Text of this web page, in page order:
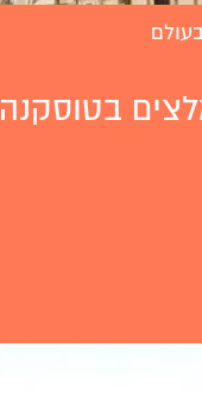
בטוסקנה